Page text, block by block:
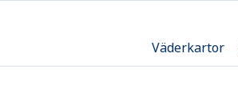
Väderkartor